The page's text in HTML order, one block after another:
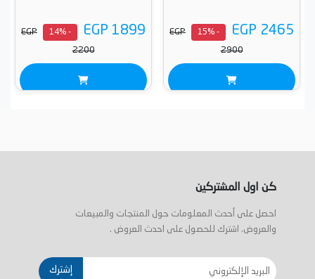
EGP 2465
- 15%
EGP
2900
EGP 1899
- 14%
EGP
2200
كن اول المشتركين
احصل على أحدث المعلومات حول المنتجات والمبيعات
والعروض. اشترك للحصول على احدث العروض .
إشترك